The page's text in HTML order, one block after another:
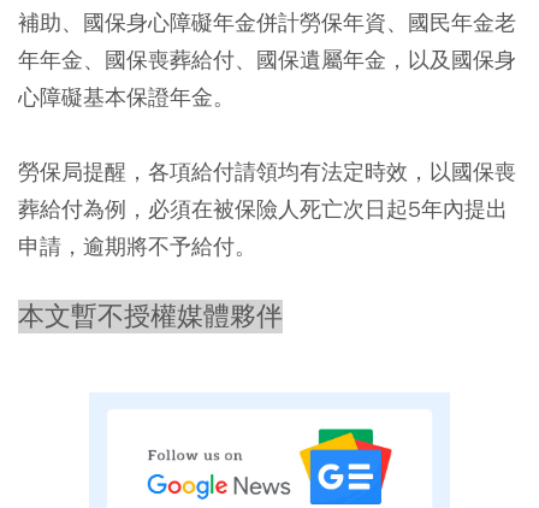
補助、國保身心障礙年金併計勞保年資、國民年金老
年年金、國保喪葬給付、國保遺屬年金，以及國保身
心障礙基本保證年金。
勞保局提醒，各項給付請領均有法定時效，以國保喪
葬給付為例，必須在被保險人死亡次日起5年內提出
申請，逾期將不予給付。
本文暫不授權媒體夥伴